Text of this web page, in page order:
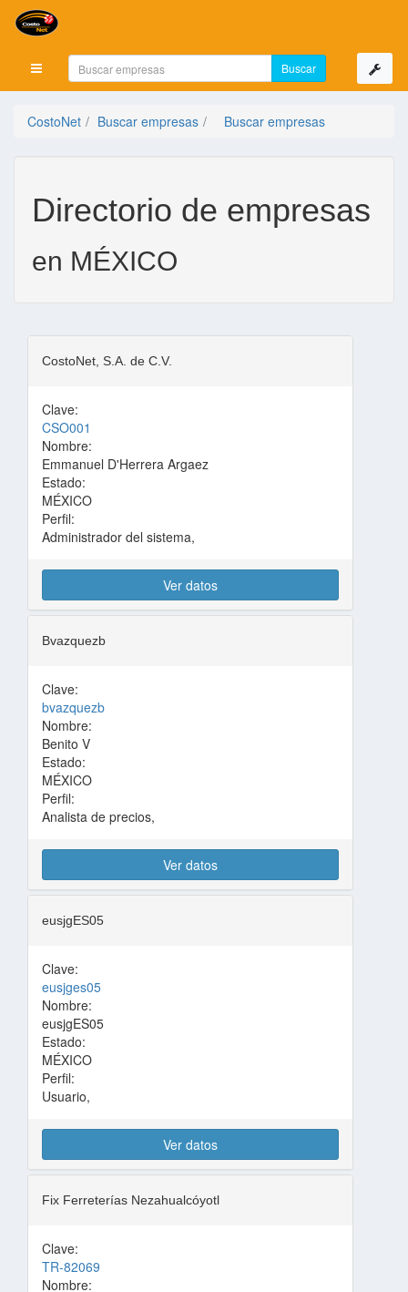
Mostrar menú
CostoNet Buscar empresas Buscar empresas
Directorio de empresas
en MÉXICO
CostoNet, S.A. de C.V.
Clave:
CSO001
Nombre:
Emmanuel D'Herrera Argaez
Estado:
MÉXICO
Perfil:
Administrador del sistema,
Ver datos
Bvazquezb
Clave:
bvazquezb
Nombre:
Benito V
Estado:
MÉXICO
Perfil:
Analista de precios,
Ver datos
eusjgES05
Clave:
eusjges05
Nombre:
eusjgES05
Estado:
MÉXICO
Perfil:
Usuario,
Ver datos
Fix Ferreterías Nezahualcóyotl
Clave:
TR-82069
Nombre: